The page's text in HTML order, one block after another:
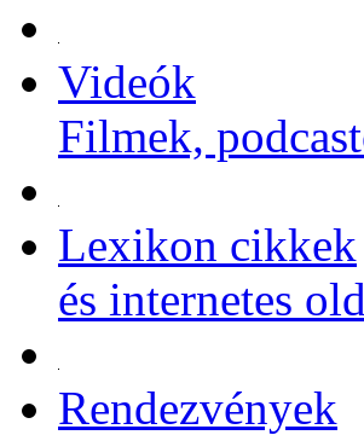
Videók
Filmek,
Lexikon cikkek
és internetes
Rendezvények